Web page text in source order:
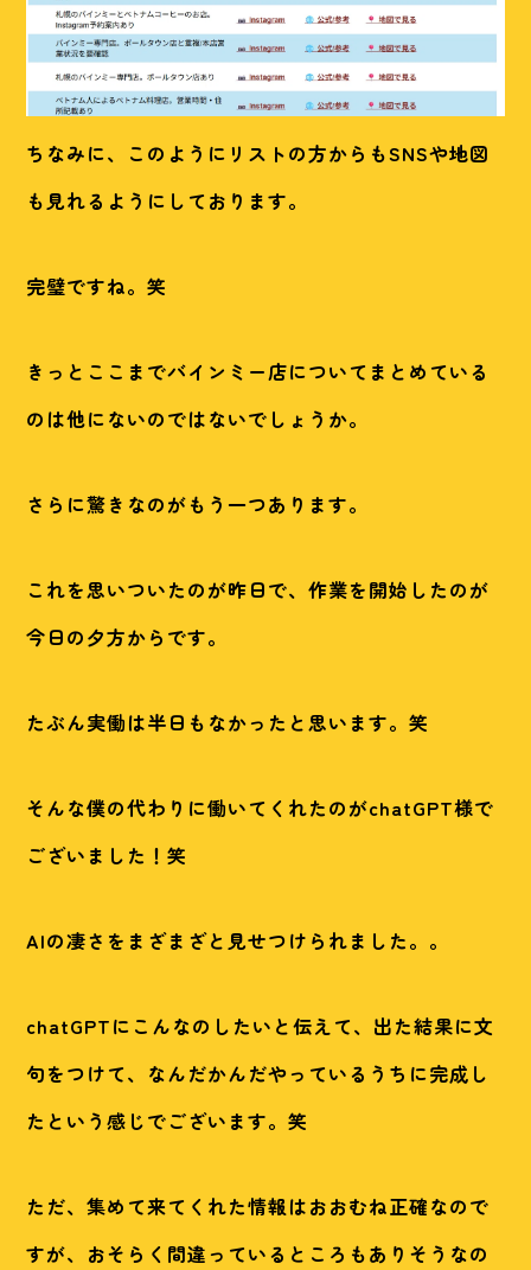
ちなみに、このようにリストの方からもSNSや地図
も見れるようにしております。
完璧ですね。笑
きっとここまでバインミー店についてまとめている
のは他にないのではないでしょうか。
さらに驚きなのがもう一つあります。
これを思いついたのが昨日で、作業を開始したのが
今日の夕方からです。
たぶん実働は半日もなかったと思います。笑
そんな僕の代わりに働いてくれたのがchatGPT様で
ございました！笑
AIの凄さをまざまざと見せつけられました。。
chatGPTにこんなのしたいと伝えて、出た結果に文
句をつけて、なんだかんだやっているうちに完成し
たという感じでございます。笑
ただ、集めて来てくれた情報はおおむね正確なので
すが、おそらく間違っているところもありそうなの